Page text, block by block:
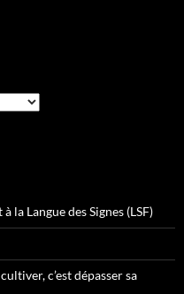
la Langue des Signes (LSF)
cultiver, c’est dépasser sa